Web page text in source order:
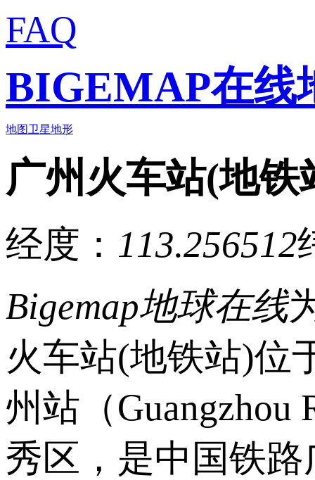
FAQ
BIGEMAP在线
地图卫星地形
广州火车站(地铁
经度： 113.256512
Bigemap地球在线
火车站(地铁站)位
州站（
秀区，是中国铁